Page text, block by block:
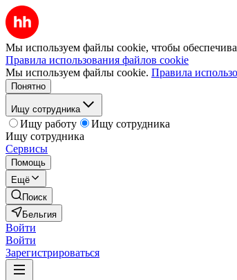
Мы используем файлы cookie, чтобы
Правила использования файлов cookie
Мы используем файлы cookie. Правила
Понятно
Ищу сотрудника
Ищу работу
Ищу сотрудника
Ищу сотрудника
Сервисы
Помощь
Ещё
Поиск
Бельгия
Войти
Войти
Зарегистрироваться